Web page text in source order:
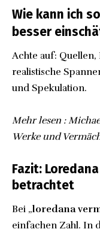
Wie kann ich
besser
Achte auf:
realistische
und Spekulation.
Mehr lesen :
Werke und
Fazit:
betrachtet
Bei „loredana
einfachen Zahl. In